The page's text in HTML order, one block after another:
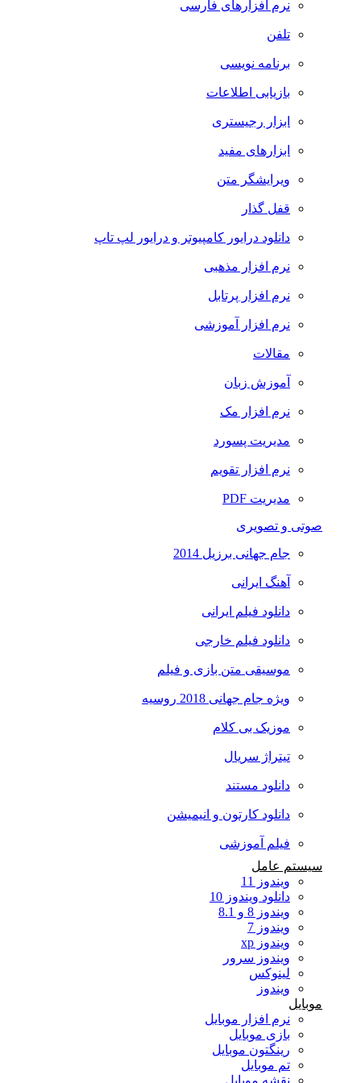
نرم افزارهای فارسی
تلفن
برنامه نویسی
بازیابی اطلاعات
ابزار رجیستری
ابزارهای مفید
ویرایشگر متن
قفل گذار
دانلود درایور کامپیوتر و درایور لپ تاپ
نرم افزار مذهبی
نرم افزار پرتابل
نرم افزار آموزشی
مقالات
آموزش زبان
نرم افزار مک
مدیریت پسورد
نرم افزار تقویم
مدیریت PDF
صوتی و تصویری
جام جهانی برزیل 2014
آهنگ ایرانی
دانلود فیلم ایرانی
دانلود فیلم خارجی
موسیقی متن بازی و فیلم
ویژه جام جهانی 2018 روسیه
موزیک بی کلام
تیتراژ سریال
دانلود مستند
دانلود کارتون و انیمیشن
فیلم آموزشی
سیستم عامل
ویندوز 11
دانلود ویندوز 10
ویندوز 8 و 8.1
ویندوز 7
ویندوز xp
ویندوز سرور
لینوکس
ویندوز
موبایل
نرم افزار موبایل
بازی موبایل
رینگتون موبایل
تم موبایل
نقشه موبایل